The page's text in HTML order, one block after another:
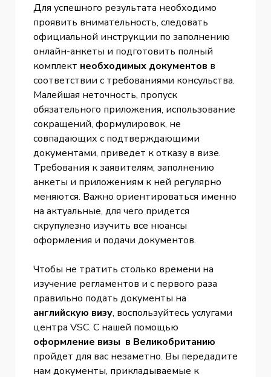
Для успешного результата необходимо
проявить внимательность, следовать
официальной инструкции по заполнению
онлайн-анкеты и подготовить полный
комплект необходимых документов в
соответствии с требованиями консульства.
Малейшая неточность, пропуск
обязательного приложения, использование
сокращений, формулировок, не
совпадающих с подтверждающими
документами, приведет к отказу в визе.
Требования к заявителям, заполнению
анкеты и приложениям к ней регулярно
меняются. Важно ориентироваться именно
на актуальные, для чего придется
скрупулезно изучить все нюансы
оформления и подачи документов.
Чтобы не тратить столько времени на
изучение регламентов и с первого раза
правильно подать документы на
английскую визу, воспользуйтесь услугами
центра VSC. С нашей помощью
оформление визы в Великобританию
пройдет для вас незаметно. Вы передадите
нам документы, прикладываемые к